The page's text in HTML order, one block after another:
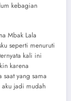
kebagian
Mbak Lala
seperti menuruti
kali ini
karena
yang sama
jadi mudah